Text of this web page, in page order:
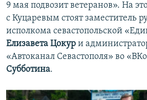
9 мая подвозит ветеранов». На
с Куцаревым стоят заместитель
исполкома севастопольской
Елизавета Цокур и
«Автоканал Севастополя» во
Субботина.